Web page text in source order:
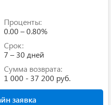
Проценты:
0.00 – 0.80%
Срок:
7 – 30 дней
Сумма возврата:
1 000 - 37 200 руб.
заявка